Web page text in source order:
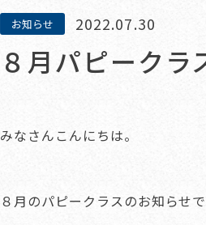
お知らせ 2022.07.30
８月パピークラ
みなさんこんにちは。
８月のパピークラスのお知らせで